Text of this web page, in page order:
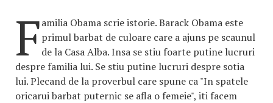
Familia Obama scrie istorie. Barack Obama este
primul barbat de culoare care a ajuns pe scaunul
de la Casa Alba. Insa se stiu foarte putine lucruri
despre familia lui. Se stiu putine lucruri despre sotia
lui. Plecand de la proverbul care spune ca "In spatele
oricarui barbat puternic se afla o femeie", iti facem